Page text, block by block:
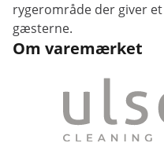
rygerområde der giver
gæsterne.
Om varemærket